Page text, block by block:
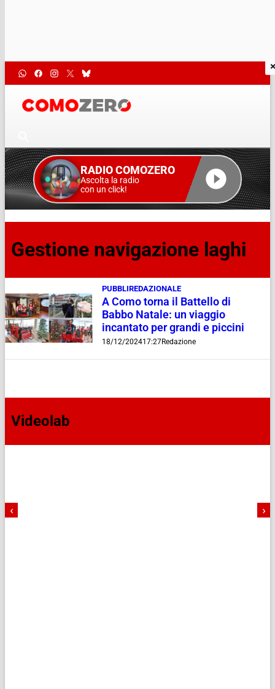
RADIO COMOZERO
Ascolta la radio
con un click!
Gestione navigazione laghi
PUBBLIREDAZIONALE
A Como torna il Battello di
Babbo Natale: un viaggio
incantato per grandi e piccini
18/12/202417:27Redazione
Videolab
‹ ›